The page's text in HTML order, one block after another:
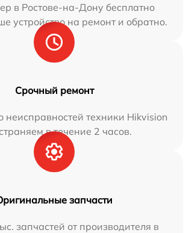
в Ростове-на-Дону бесплатно
устройство на ремонт и обратно.
Срочный ремонт
неисправностей техники Hikvision
в течение 2 часов.
запчасти
запчастей от производителя в